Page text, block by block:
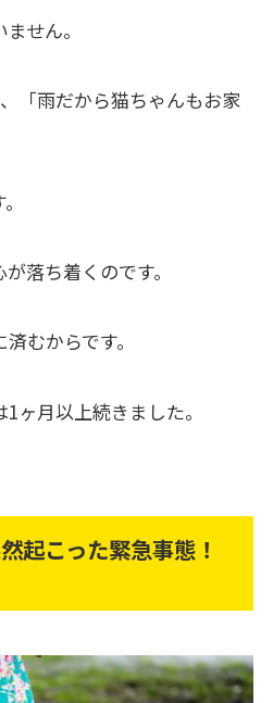
せん。
「雨だから猫ちゃんもお家
落ち着くのです。
むからです。
ヶ月以上続きました。
起こった緊急事態！